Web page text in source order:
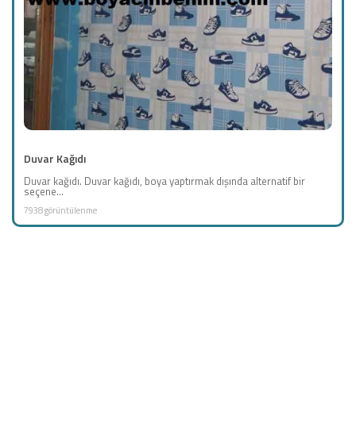
Duvar Kağıdı
Duvar kağıdı. Duvar kağıdı, boya yaptırmak dışında alternatif bir
seçene...
7938 görüntülenme